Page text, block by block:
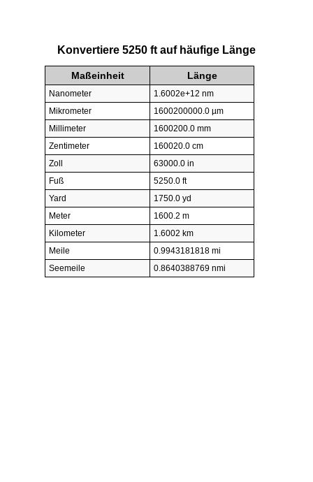
Konvertiere 5250 ft auf häufige Länge
Maßeinheit Länge
Nanometer
1.6002e+12 nm
Mikrometer
1600200000.0 µm
Millimeter
1600200.0 mm
Zentimeter
160020.0 cm
Zoll
63000.0 in
Fuß
5250.0 ft
Yard
1750.0 yd
Meter
1600.2 m
Kilometer
1.6002 km
Meile
0.9943181818 mi
Seemeile
0.8640388769 nmi